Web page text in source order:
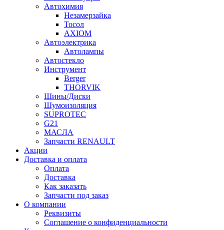
Автохимия
Незамерзайка
Тосол
AXIOM
Автоэлектрика
Автолампы
Автостекло
Инструмент
Berger
THORVIK
Шины/Диски
Шумоизоляция
SUPROTEC
G21
МАСЛА
Запчасти RENAULT
Акции
Доставка и оплата
Оплата
Доставка
Как заказать
Запчасти под заказ
О компании
Реквизиты
Соглашение о конфиденциальности